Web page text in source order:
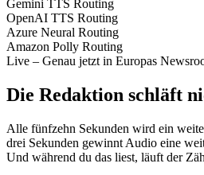
Gemini TTS Routing
OpenAI TTS Routing
Azure Neural Routing
Amazon Polly Routing
Live – Genau jetzt in Europas
Die Redaktion schläft
Alle fünfzehn Sekunden wird ein
drei Sekunden gewinnt Audio eine
Und während du das liest, läuft der